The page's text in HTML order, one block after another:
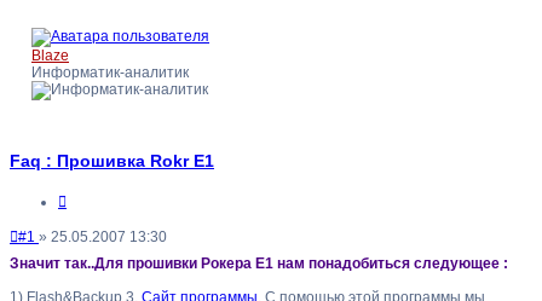
Blaze
Информатик-аналитик
Faq : Прошивка Rokr E1
Непрочитанное
сообщение
#1 » 25.05.2007 13:30
Значит так..Для прошивки Рокера Е1 нам понадобиться следующее :
1) Flash&Backup 3. Сайт программы . С помощью этой программы мы